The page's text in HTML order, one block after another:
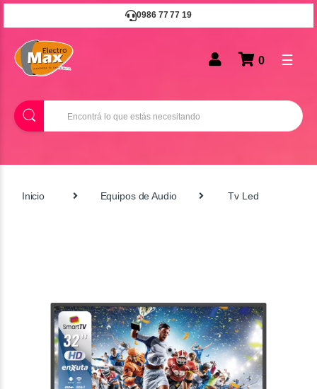
0986 77 77 19
B
u
0 ☰
Inicio Equipos de Audio Tv Led